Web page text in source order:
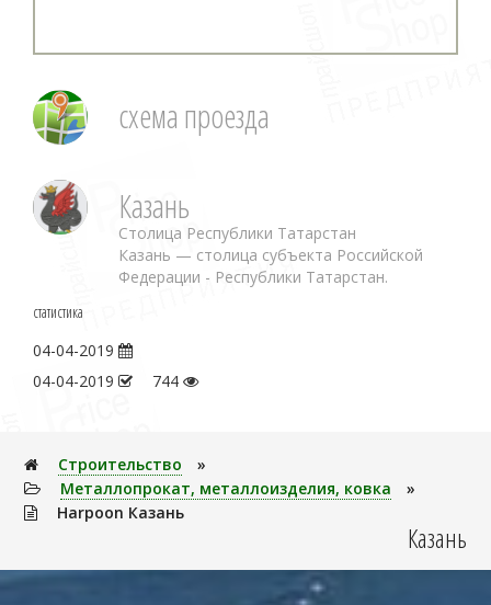
схема проезда
Казань
Столица Республики Татарстан
Казань — столица субъекта Российской
Федерации - Республики Татарстан.
статистика
04-04-2019
04-04-2019
744
Строительство
»
Металлопрокат, металлоизделия, ковка
»
Harpoon Казань
Казань